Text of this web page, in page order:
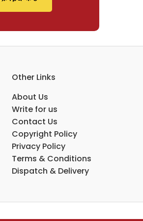
Other Links
About Us
Write for us
Contact Us
Copyright Policy
Privacy Policy
Terms & Conditions
Dispatch & Delivery